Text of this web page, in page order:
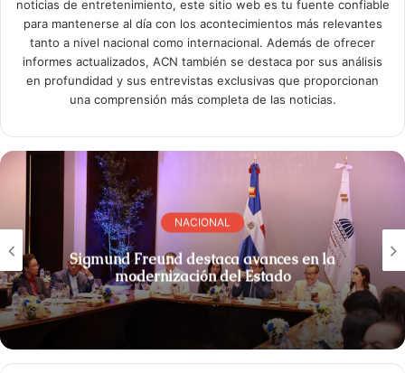
noticias de entretenimiento, este sitio web es tu fuente confiable
para mantenerse al día con los acontecimientos más relevantes
tanto a nivel nacional como internacional. Además de ofrecer
informes actualizados, ACN también se destaca por sus análisis
en profundidad y sus entrevistas exclusivas que proporcionan
una comprensión más completa de las noticias.
NACIONAL
Sigmund Freund destaca avances en la
modernización del Estado